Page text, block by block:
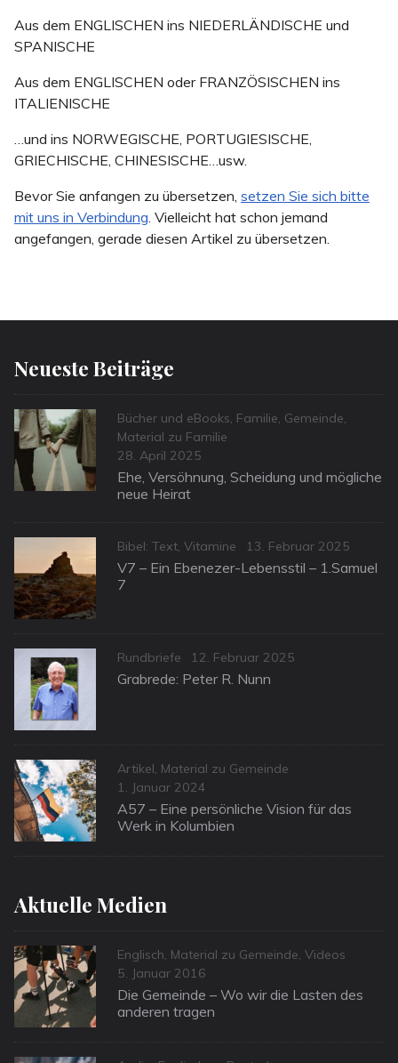
Aus dem ENGLISCHEN ins NIEDERLÄNDISCHE und
SPANISCHE
Aus dem ENGLISCHEN oder FRANZÖSISCHEN ins
ITALIENISCHE
…und ins NORWEGISCHE, PORTUGIESISCHE,
GRIECHISCHE, CHINESISCHE…usw.
Bevor Sie anfangen zu übersetzen, setzen Sie sich bitte
mit uns in Verbindung. Vielleicht hat schon jemand
angefangen, gerade diesen Artikel zu übersetzen.
Neueste Beiträge
Categories
Bücher und eBooks, Familie, Gemeinde,
Material zu Familie
Posted
on
28. April 2025
Ehe, Versöhnung, Scheidung und mögliche
neue Heirat
Categories
Bibel: Text, Vitamine
Posted
on
13. Februar 2025
V7 – Ein Ebenezer-Lebensstil – 1.Samuel
7
Categories
Rundbriefe
Posted
on
12. Februar 2025
Grabrede: Peter R. Nunn
Categories
Artikel, Material zu Gemeinde
Posted
on
1. Januar 2024
A57 – Eine persönliche Vision für das
Werk in Kolumbien
Aktuelle Medien
Categories
Englisch, Material zu Gemeinde, Videos
Posted
on
5. Januar 2016
Die Gemeinde – Wo wir die Lasten des
anderen tragen